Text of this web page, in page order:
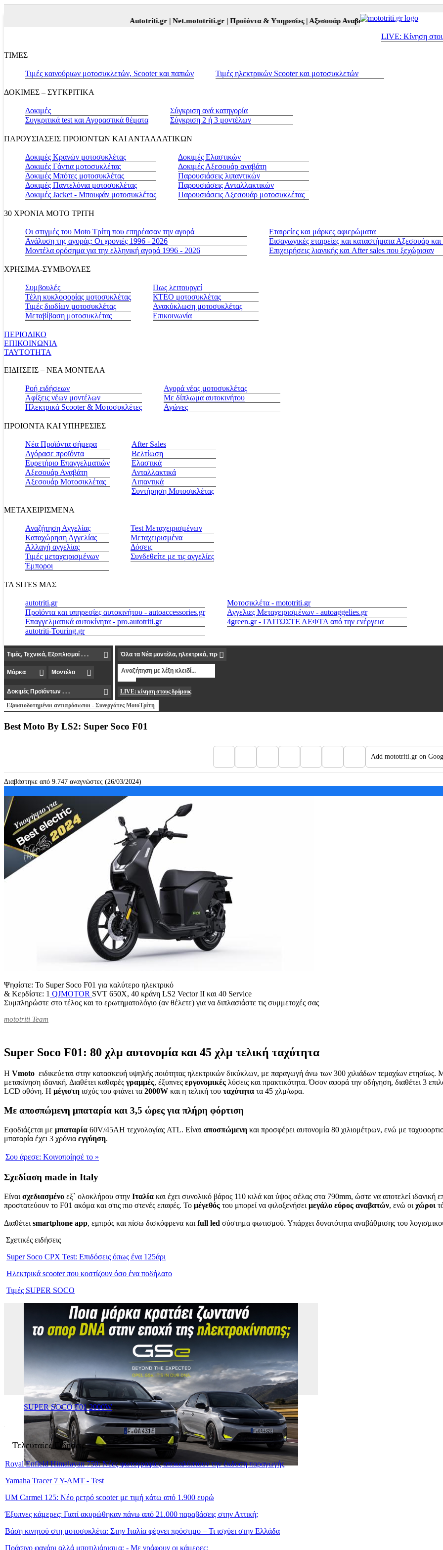
Autotriti.gr |Net.mototriti.gr |Προϊόντα & Υπηρεσίες |Αξεσουάρ Αναβάτη και Μοτοσυκλέτας |
LIVE: Κίνηση
ΤΙΜΕΣ
Τιμές καινούριων μοτοσυκλετών, Scooter και παπιών Τιμές ηλεκτρικών Scooter και μοτοσυκλετών
ΔΟΚΙΜΕΣ – ΣΥΓΚΡΙΤΙΚΑ
Δοκιμές
Συγκριτικά test και Αγοραστικά θέματα
Σύγκριση ανά κατηγορία
Σύγκριση 2 ή 3 μοντέλων
ΠΑΡΟΥΣΙΑΣΕΙΣ ΠΡΟΙΟΝΤΩΝ ΚΑΙ ΑΝΤΑΛΛΑΤΙΚΩΝ
Δοκιμές Κρανών μοτοσυκλέτας
Δοκιμές Γάντια μοτοσυκλέτας
Δοκιμές Μπότες μοτοσυκλέτας
Δοκιμές Παντελόνια μοτοσυκλέτας
Δοκιμές Jacket - Μπουφάν μοτοσυκλέτας
Δοκιμές Ελαστικών
Δοκιμές Αξεσουάρ αναβάτη
Παρουσιάσεις λιπαντικών
Παρουσιάσεις Ανταλλακτικών
Παρουσιάσεις Αξεσουάρ μοτοσυκλέτας
30 ΧΡΟΝΙΑ MOTO ΤΡΙΤΗ
Οι στιγμές του Moto Τρίτη που επηρέασαν την αγορά
Ανάλυση της αγοράς: Οι χρονιές 1996 - 2026
Μοντέλα ορόσημα για την ελληνική αγορά 1996 - 2026
Εταιρείες και μάρκες αφιερώματα
Εισαγωγικές εταιρείες και καταστήματα Αξεσουάρ
Επιχειρήσεις λιανικής και After sales που ξεχώρισαν
ΧΡΗΣΙΜΑ-ΣΥΜΒΟΥΛΕΣ
Συμβουλές
Τέλη κυκλοφορίας μοτοσυκλέτας
Τιμές διοδίων μοτοσυκλέτας
Μεταβίβαση μοτοσυκλέτας
Πως λειτουργεί
ΚΤΕΟ μοτοσυκλέτας
Ανακύκλωση μοτοσυκλέτας
Επικοινωνία
ΠΕΡΙΟΔΙΚΟ
ΕΠΙΚΟΙΝΩΝΙΑ
ΤΑΥΤΟΤΗΤΑ
ΕΙΔΗΣΕΙΣ – ΝΕΑ ΜΟΝΤΕΛΑ
Ροή ειδήσεων
Αφίξεις νέων μοντέλων
Ηλεκτρικά Scooter & Μοτοσυκλέτες
Αγορά νέας μοτοσυκλέτας
Με δίπλωμα αυτοκινήτου
Αγώνες
ΠΡΟΙΟΝΤΑ ΚΑΙ ΥΠΗΡΕΣΙΕΣ
Νέα Προϊόντα σήμερα
Αγόρασε προϊόντα
Ευρετήριο Επαγγελματιών
Αξεσουάρ Αναβάτη
Αξεσουάρ Μοτοσικλέτας
Αfter Sales
Βελτίωση
Ελαστικά
Ανταλλακτικά
Λιπαντικά
Συντήρηση Μοτοσικλέτας
ΜΕΤΑΧΕΙΡΙΣΜΕΝΑ
Αναζήτηση Αγγελίας
Καταχώρηση Αγγελίας
Αλλαγή αγγελίας
Τιμές μεταχειρισμένων
Έμποροι
Test Μεταχειρισμένων
Μεταχειρισμένα
Δόσεις
Συνδεθείτε με τις αγγελίες
ΤΑ SITES ΜΑΣ
autotriti.gr
Προϊόντα και υπηρεσίες αυτοκινήτου - autoaccessories.gr
Επαγγελματικά αυτοκίνητα - pro.autotriti.gr
autotriti-Touring.gr
Μοτοσικλέτα - mototriti.gr
Αγγελιες Μεταχειρισμένων - autoaggelies.gr
4green.gr - ΓΛΙΤΩΣΤΕ ΛΕΦΤΑ από την ενέργεια
LIVE: κίνηση στους δρόμους
Εξουσιοδοτημένοι αντιπρόσωποι - Συνεργάτες MotoΤρίτη
Best Moto By LS2: Super Soco F01
Add mototriti.gr on
Διαβάστηκε από 9.747 αναγνώστες (26/03/2024)
Ψηφίστε: Το Super Soco F01 για καλύτερο ηλεκτρικό
& Κερδίστε: 1 QJMOTOR SVT 650X, 40 κράνη LS2 Vector II και 40 Service
Συμπληρώστε στο τέλος και το ερωτηματολόγιο (αν θέλετε) για να διπλασιάστε τις συμμετοχές σας
mototriti Team
Super Soco F01: 80 χλμ αυτονομία και 45 χλμ τελική ταχύτητα
Η Vmoto ειδικεύεται στην κατασκευή υψηλής ποιότητας ηλεκτρικών δικύκλων, με παραγωγή άνω των 300 χιλιάδων τεμαχίων ετησίως.
μετακίνηση ιδανική. Διαθέτει καθαρές γραμμές, έξυπνες εργονομικές λύσεις και πρακτικότητα. Όσον αφορά την οδήγηση, διαθέτει 3
LCD οθόνη. Η μέγιστη ισχύς του φτάνει τα 2000W και η τελική του ταχύτητα τα 45 χλμ/ωρα.
Με αποσπώμενη μπαταρία και 3,5 ώρες για πλήρη φόρτιση
Εφοδιάζεται με μπαταρία 60V/45AH τεχνολογίας ATL. Είναι αποσπώμενη και προσφέρει αυτονομία 80 χιλιομέτρων, ενώ με
μπαταρία έχει 3 χρόνια εγγύηση.
Σου άρεσε: Κοινοποίησέ το »
Σχεδίαση made in Italy
Είναι σχεδιασμένο εξ` ολοκλήρου στην Ιταλία και έχει συνολικό βάρος 110 κιλά και ύψος σέλας στα 790mm, ώστε να αποτελεί ιδανική
προστατεύουν το F01 ακόμα και στις πιο στενές επαφές. Το μέγεθός του μπορεί να φιλοξενήσει μεγάλο εύρος αναβατών, ενώ οι χώροι
Διαθέτει smartphone app, εμπρός και πίσω δισκόφρενα και full led σύστημα φωτισμού. Υπάρχει δυνατότητα αναβάθμισης του
Σχετικές ειδήσεις
Super Soco CPX Test: Επιδόσεις όπως ένα 125άρι
Hλεκτρικά scooter που κοστίζουν όσο ένα ποδήλατο
Τιμές SUPER SOCO
SUPER SOCO F01 2000W|
Τελευταίες Ειδήσεις
Royal Enfield Himalayan 750: Νέες φωτογραφίες αποκαλύπτουν την έκδοση παραγωγής
Yamaha Tracer 7 Y-AMT - Test
UM Carmel 125: Νέο ρετρό scooter με τιμή κάτω από 1.900 ευρώ
Έξυπνες κάμερες: Γιατί ακυρώθηκαν πάνω από 21.000 παραβάσεις στην Αττική;
Βάση κινητού στη μοτοσυκλέτα: Στην Ιταλία φέρνει πρόστιμο – Τι ισχύει στην Ελλάδα
Πράσινο φανάρι αλλά μποτιλιάρισμα; - Με γράφουν οι κάμερες;